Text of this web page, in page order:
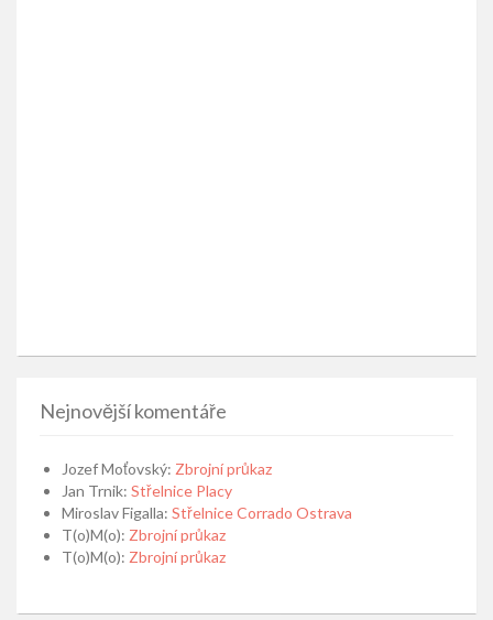
Nejnovější komentáře
Jozef Moťovský: Zbrojní průkaz
Jan Trnik: Střelnice Placy
Miroslav Figalla: Střelnice Corrado Ostrava
T(o)M(o): Zbrojní průkaz
T(o)M(o): Zbrojní průkaz